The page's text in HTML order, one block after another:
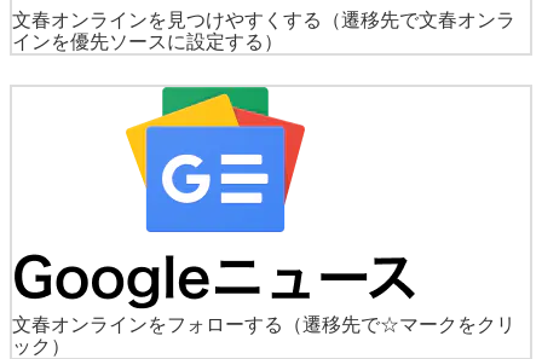
文春オンラインを見つけやすくする
（遷移先で文春オンラ
インを優先ソースに設定する）
文春オンラインをフォローする
（遷移先で☆マークをクリ
ック）